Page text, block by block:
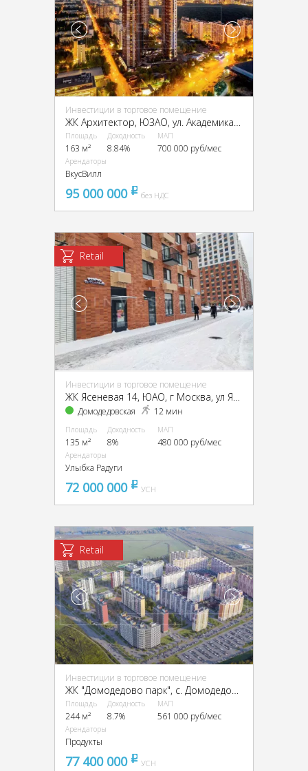
Инвестиции в торговое помещение
ЖК Архитектор, ЮЗАО, ул. Академика Волгина, 2А
Площадь
163 м²
Доходность
8.84%
МАП
700 000 руб/мес
Арендаторы
ВкусВилл
95 000 000 pуббез НДС
Retail
Инвестиции в торговое помещение
Домодедовская 12 мин
Площадь
135 м²
Доходность
8%
МАП
480 000 руб/мес
Арендаторы
Улыбка Радуги
72 000 000 pуб
УСН
Retail
Инвестиции в торговое помещение
ЖК "Домодедово парк", с. Домодедово, Высотная ул., 9
Площадь
244 м²
Доходность
8.7%
МАП
561 000 руб/мес
Арендаторы
Продукты
77 400 000 pуб
УСН